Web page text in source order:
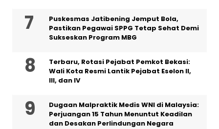
Puskesmas Jatibening Jemput Bola,
Pastikan Pegawai SPPG Tetap Sehat Demi
Sukseskan Program MBG
‎Terbaru, Rotasi Pejabat Pemkot Bekasi:
Wali Kota Resmi Lantik Pejabat Eselon II,
III, dan IV ‎
‎Dugaan Malpraktik Medis WNI di Malaysia:
Perjuangan 15 Tahun Menuntut Keadilan
dan Desakan Perlindungan Negara